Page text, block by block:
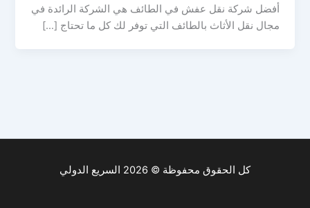
أفضل شركة نقل عفش في الطائف هي الشركة الرائدة في
مجال نقل الأثاث بالطائف التي توفر لك كل ما تحتاج […]
كل الحقوق محفوظة © 2026 السريع الدولي